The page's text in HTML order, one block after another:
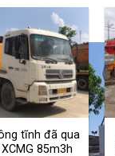
tĩnh đã qua
85m3h